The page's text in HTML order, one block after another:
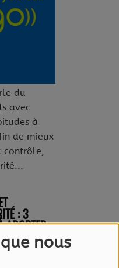
nous
du
avec
à
de mieux
contrôle,
: 3
ADOPTER